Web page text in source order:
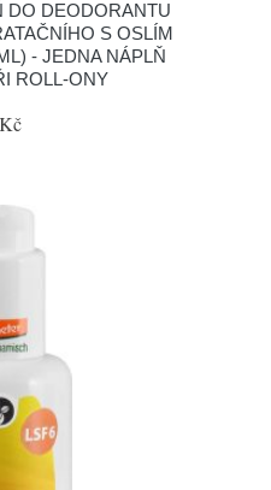
DO DEODORANTU
S OSLÍM
- JEDNA NÁPLŇ
ROLL-ONY